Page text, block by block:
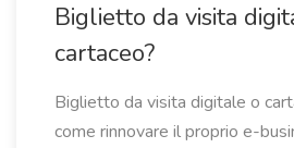
Biglietto da visita
cartaceo?
Biglietto da visita digitale o
come rinnovare il proprio e-